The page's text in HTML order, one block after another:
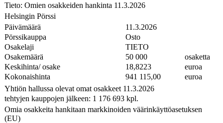
Tieto: Omien osakkeiden hankinta 11.3.2026
Helsingin Pörssi
Päivämäärä
11.3.2026
Pörssikauppa
Osto
Osakelaji
TIETO
Osakemäärä
50 000
osaketta
Keskihinta/ osake
18,8223
euroa
Kokonaishinta
941 115,00
euroa
Yhtiön hallussa olevat omat osakkeet 11.3.2026
tehtyjen kauppojen jälkeen: 1 176 693 kpl.
Omia osakkeita hankitaan markkinoiden väärinkäyttöasetuksen
(EU)